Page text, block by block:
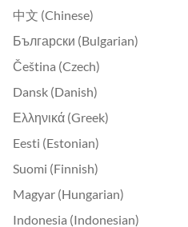
中文 (Chinese)
Български (Bulgarian)
Čeština (Czech)
Dansk (Danish)
Ελληνικά (Greek)
Eesti (Estonian)
Suomi (Finnish)
Magyar (Hungarian)
Indonesia (Indonesian)